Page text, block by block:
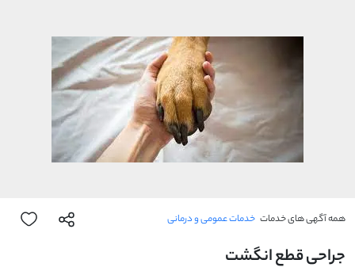
همه آگهی های خدمات خدمات عمومی و درمانی
جراحی قطع انگشت